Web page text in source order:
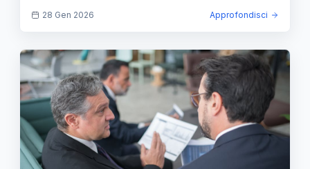
formazione.
28 Gen 2026 Approfondisci